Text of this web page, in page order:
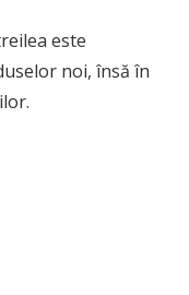
este
noi, însă în